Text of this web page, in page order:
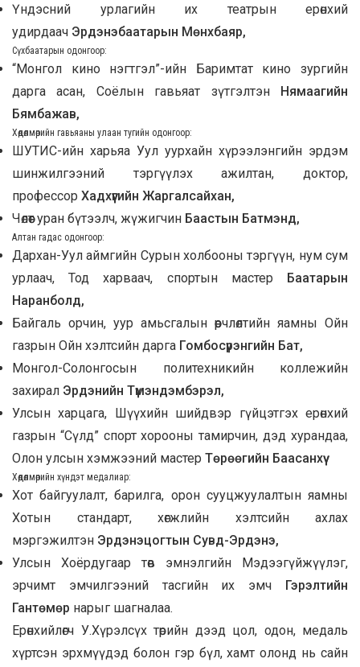
Үндэсний урлагийн их театрын ерөнхий
удирдаач Эрдэнэбаатарын Мөнхбаяр,
Сүхбаатарын одонгоор:
“Монгол кино нэгтгэл”-ийн Баримтат кино зургийн
дарга асан, Соёлын гавьяат зүтгэлтэн Нямаагийн
Бямбажав,
Хөдөлмөрийн гавьяаны улаан тугийн одонгоор:
ШУТИС-ийн харьяа Уул уурхайн хүрээлэнгийн эрдэм
шинжилгээний тэргүүлэх ажилтан, доктор,
профессор Хадхүүгийн Жаргалсайхан,
Чөлөөт уран бүтээлч, жүжигчин Баастын Батмэнд,
Алтан гадас одонгоор:
Дархан-Уул аймгийн Сурын холбооны тэргүүн, нум сум
урлаач, Тод харваач, спортын мастер Баатарын
Наранболд,
Байгаль орчин, уур амьсгалын өөрчлөлтийн яамны Ойн
газрын Ойн хэлтсийн дарга Гомбосүрэнгийн Бат,
Монгол-Солонгосын политехникийн коллежийн
захирал Эрдэнийн Түмэндэмбэрэл,
Улсын харцага, Шүүхийн шийдвэр гүйцэтгэх ерөнхий
газрын “Сүлд” спорт хорооны тамирчин, дэд хурандаа,
Олон улсын хэмжээний мастер Төрөөгийн Баасанхүү
Хөдөлмөрийн хүндэт медалиар:
Хот байгуулалт, барилга, орон сууцжуулалтын яамны
Хотын стандарт, хөгжлийн хэлтсийн ахлах
мэргэжилтэн Эрдэнэцогтын Сувд-Эрдэнэ,
Улсын Хоёрдугаар төв эмнэлгийн Мэдээгүйжүүлэг,
эрчимт эмчилгээний тасгийн их эмч Гэрэлтийн
Гантөмөр нарыг шагналаа.
Ерөнхийлөгч У.Хүрэлсүх төрийн дээд цол, одон, медаль
хүртсэн эрхмүүдэд болон гэр бүл, хамт олонд нь сайн